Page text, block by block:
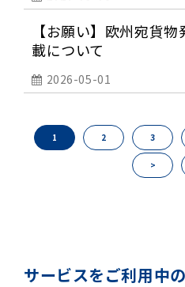
【お願い】欧州宛貨
載について
2026-05-01
1 2 3
>
サービスをご利用中